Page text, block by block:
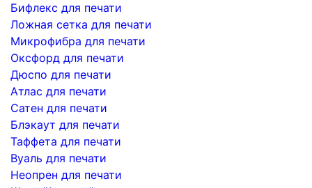
Бифлекс для печати
Ложная сетка для печати
Микрофибра для печати
Оксфорд для печати
Дюспо для печати
Атлас для печати
Сатен для печати
Блэкаут для печати
Таффета для печати
Вуаль для печати
Неопрен для печати